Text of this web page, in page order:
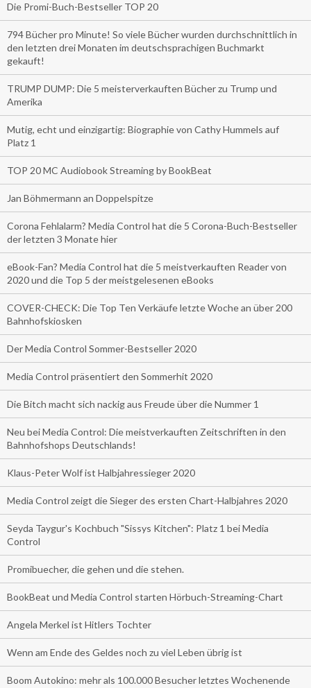
Die Promi-Buch-Bestseller TOP 20
794 Bücher pro Minute! So viele Bücher wurden durchschnittlich in
den letzten drei Monaten im deutschsprachigen Buchmarkt
gekauft!
TRUMP DUMP: Die 5 meisterverkauften Bücher zu Trump und
Amerika
Mutig, echt und einzigartig: Biographie von Cathy Hummels auf
Platz 1
TOP 20 MC Audiobook Streaming by BookBeat
Jan Böhmermann an Doppelspitze
Corona Fehlalarm? Media Control hat die 5 Corona-Buch-Bestseller
der letzten 3 Monate hier
eBook-Fan? Media Control hat die 5 meistverkauften Reader von
2020 und die Top 5 der meistgelesenen eBooks
COVER-CHECK: Die Top Ten Verkäufe letzte Woche an über 200
Bahnhofskiosken
Der Media Control Sommer-Bestseller 2020
Media Control präsentiert den Sommerhit 2020
Die Bitch macht sich nackig aus Freude über die Nummer 1
Neu bei Media Control: Die meistverkauften Zeitschriften in den
Bahnhofshops Deutschlands!
Klaus-Peter Wolf ist Halbjahressieger 2020
Media Control zeigt die Sieger des ersten Chart-Halbjahres 2020
Seyda Taygur's Kochbuch "Sissys Kitchen": Platz 1 bei Media
Control
Promibuecher, die gehen und die stehen.
BookBeat und Media Control starten Hörbuch-Streaming-Chart
Angela Merkel ist Hitlers Tochter
Wenn am Ende des Geldes noch zu viel Leben übrig ist
Boom Autokino: mehr als 100.000 Besucher letztes Wochenende